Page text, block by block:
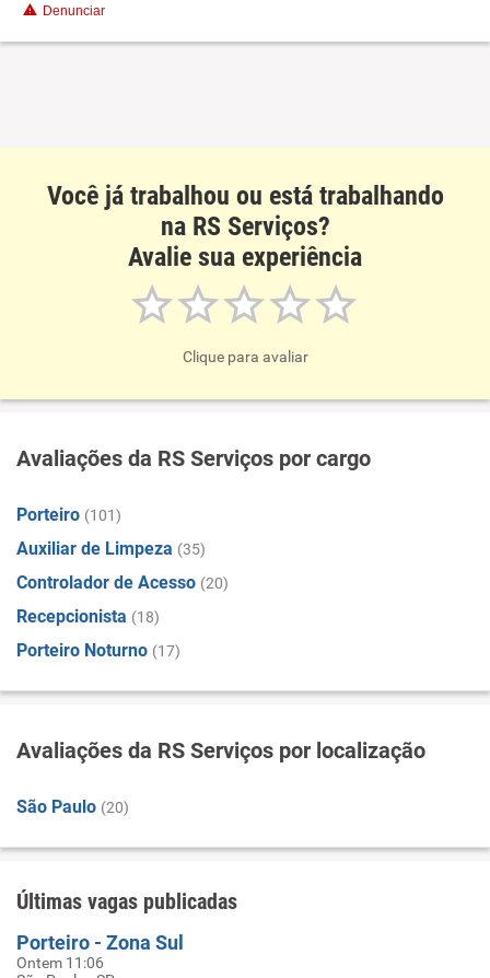
Denunciar
Você já trabalhou ou está trabalhando
na RS Serviços?
Avalie sua experiência
Clique para avaliar
Avaliações da RS Serviços por cargo
Porteiro (101)
Auxiliar de Limpeza (35)
Controlador de Acesso (20)
Recepcionista (18)
Porteiro Noturno (17)
Avaliações da RS Serviços por localização
São Paulo (20)
Últimas vagas publicadas
Porteiro - Zona Sul
Ontem 11:06